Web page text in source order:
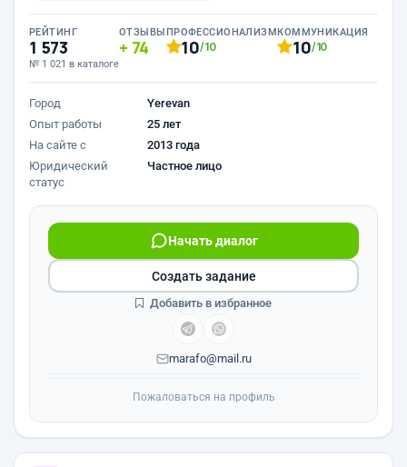
РЕЙТИНГ
1 573
№ 1 021 в каталоге
ОТЗЫВЫ
74
ПРОФЕССИОНАЛИЗМ
10/10
КОММУНИКАЦИЯ
10/10
Город
Yerevan
Опыт работы
25 лет
На сайте с
2013 года
Юридический
статус
Частное лицо
Начать диалог
marafo@mail.ru
Создать задание
Добавить в избранное
Пожаловаться на профиль